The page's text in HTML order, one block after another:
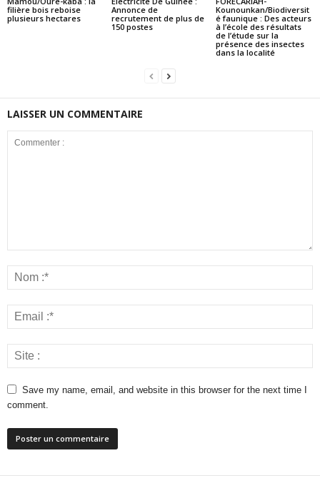
filière bois reboise
plusieurs hectares
Annonce de
recrutement de plus de
150 postes
Kounounkan/Biodiversit
é faunique : Des acteurs
à l’école des résultats
de l’étude sur la
présence des insectes
dans la localité
LAISSER UN COMMENTAIRE
Save my name, email, and website in this browser for the next time I
comment.